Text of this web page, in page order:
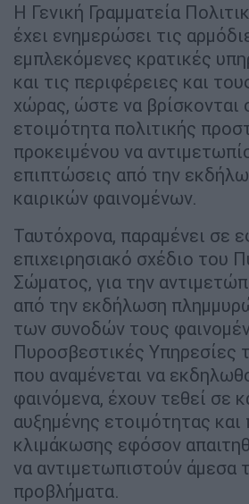
Η Γενική Γραμματεία
έχει ενημερώσει τις
εμπλεκόμενες κρατικές
και τις περιφέρειες και
χώρας, ώστε να βρίσκονται
ετοιμότητα πολιτικής
προκειμένου να
επιπτώσεις από την
καιρικών φαινομένων.
Ταυτόχρονα, παραμένει σε
επιχειρησιακό σχέδιο του
Σώματος, για την
από την εκδήλωση
των συνοδών τους
Πυροσβεστικές Υπηρεσίες
που αναμένεται να
φαινόμενα, έχουν τεθεί σε
αυξημένης ετοιμότητας
κλιμάκωσης εφόσον
να αντιμετωπιστούν άμεσα
προβλήματα.